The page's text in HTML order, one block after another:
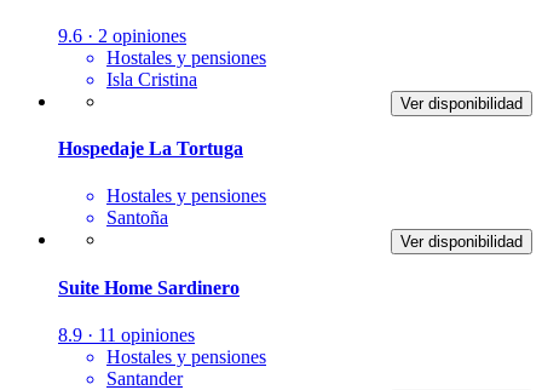
9.6 · 2 opiniones
Hostales y pensiones
Isla Cristina
Ver disponibilidad
Hospedaje La Tortuga
Hostales y pensiones
Santoña
Ver disponibilidad
Suite Home Sardinero
8.9 · 11 opiniones
Hostales y pensiones
Santander